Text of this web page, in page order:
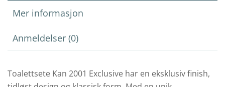
Mer informasjon
Anmeldelser (0)
Toalettsete Kan 2001 Exclusive har en eksklusiv finish,